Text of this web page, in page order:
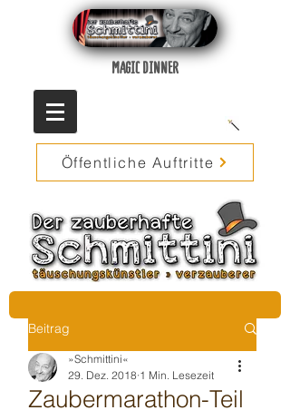
MAGIC DINNER
Öffentliche Auftritte
Beitrag
Zaubermarathon-Teil
»Schmittini«
29. Dez. 2018 1 Min. Lesezeit